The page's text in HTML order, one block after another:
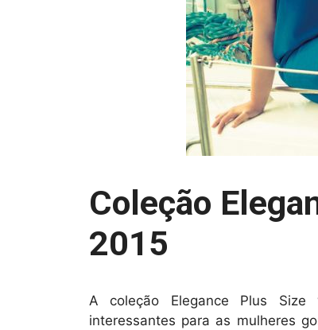
Coleção
2015
A coleção Elegance Plus
interessantes para as mulheres